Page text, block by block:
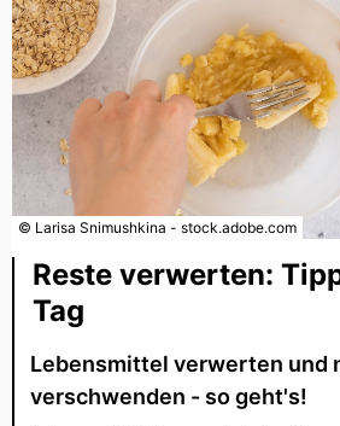
© Larisa Snimushkina - stock.adobe.com
Reste verwerten:
Tag
Lebensmittel verwerten und
verschwenden - so geht's!